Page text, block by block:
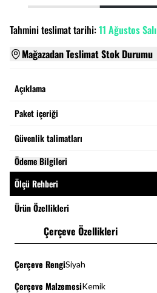
Tahmini teslimat tarihi:11 Ağustos Salı
Mağazadan Teslimat Stok Durumu
Açıklama
Paket içeriği
Güvenlik talimatları
Ödeme Bilgileri
Ölçü Rehberi
Ürün Özellikleri
Çerçeve Özellikleri
Çerçeve RengiSiyah
Çerçeve MalzemesiKemik